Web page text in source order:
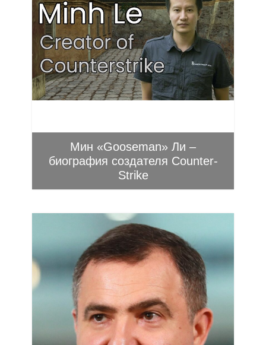
Мин «Gooseman» Ли –
биография создателя Counter-
Strike